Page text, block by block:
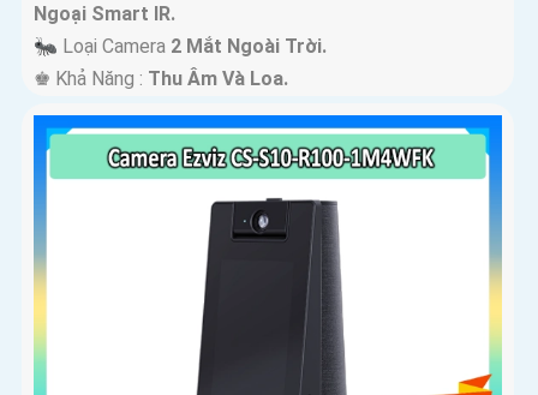
Ngoại Smart IR.
🐜 Loại Camera 2 Mắt Ngoài Trời.
️♚ Khả Năng : Thu Âm Và Loa.